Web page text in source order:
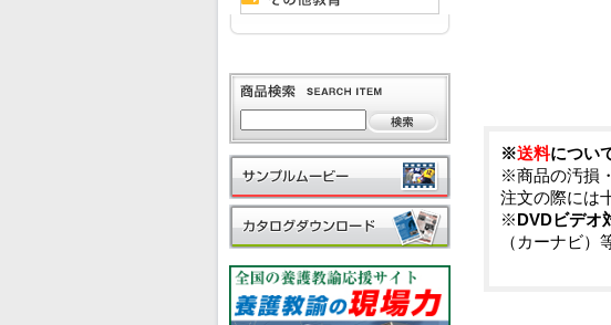
※送料につい
※商品の汚損
注文の際には
※DVDビデオ
（カーナビ）